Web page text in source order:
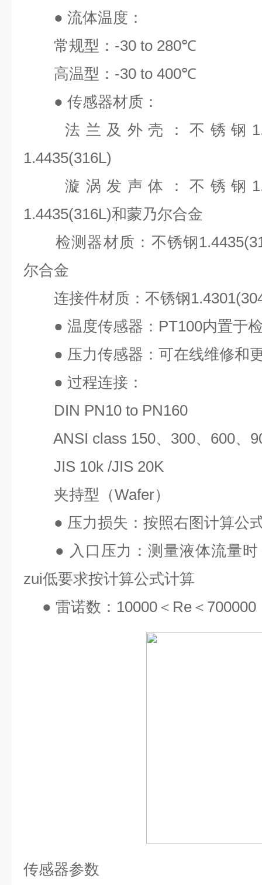
● 流体温度：
常规型： -30 to 280℃
高温型： -30 to 400℃
● 传感器材质：
法兰及外壳：不锈钢
1.4435(316L)
漩涡发声体：不锈钢
1.4435(316L)和蒙乃尔合金
检测器材质：不锈钢
尔合金
连接件材质：不锈钢
● 温度传感器： PT100内置于
● 压力传感器：可在线维修和
● 过程连接：
DIN PN10 to PN160
ANSI class 150、 300、 600、
JIS 10k /JIS 20K
夹持型（Wafer）
● 压力损失：按照右图计算公
● 入口压力：测量液体流量
zui低要求按计算公式计算
● 雷诺数： 10000 ＜ Re ＜ 700000
传感器参数